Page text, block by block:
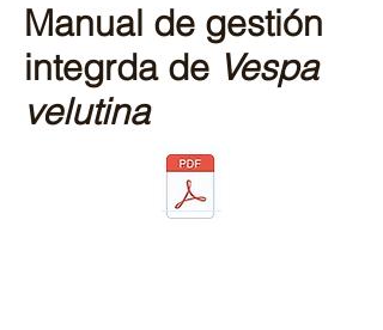
Manual de gestión
integrda de Vespa
velutina